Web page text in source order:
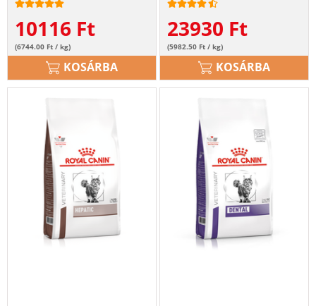
10116 Ft
(6744.00 Ft / kg)
KOSÁRBA
23930 Ft
(5982.50 Ft / kg)
KOSÁRBA